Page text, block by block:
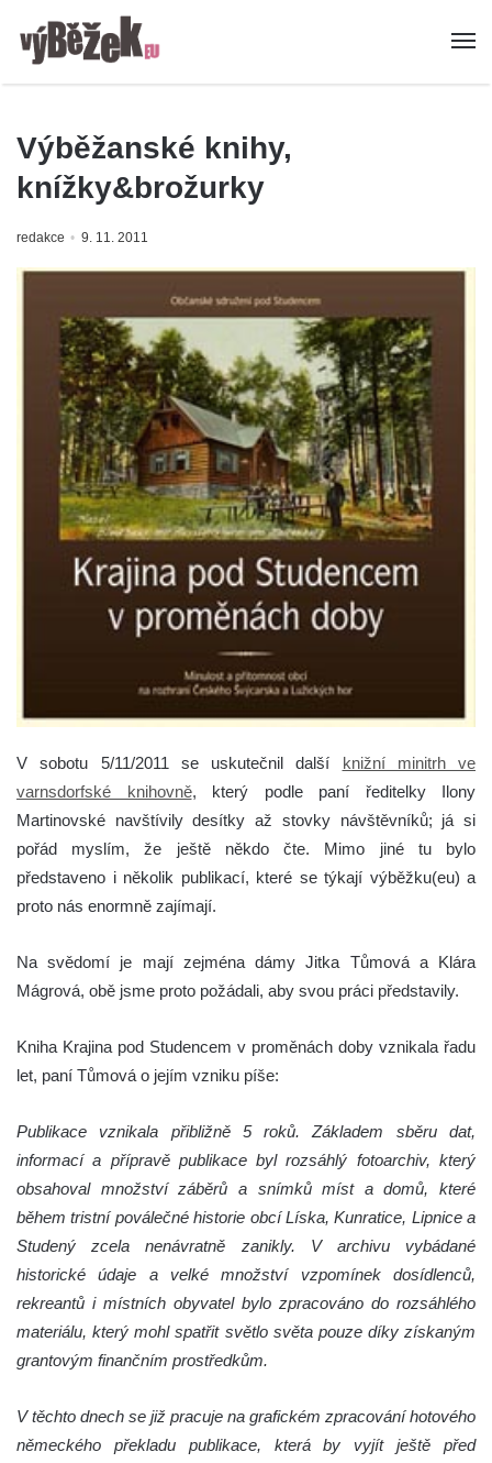
Výběžanské knihy,
knížky&brožurky
redakce 9. 11. 2011
V sobotu 5/11/2011 se uskutečnil další knižní minitrh ve
varnsdorfské knihovně, který podle paní ředitelky Ilony
Martinovské navštívily desítky až stovky návštěvníků; já si
pořád myslím, že ještě někdo čte. Mimo jiné tu bylo
představeno i několik publikací, které se týkají výběžku(eu) a
proto nás enormně zajímají.
Na svědomí je mají zejména dámy Jitka Tůmová a Klára
Mágrová, obě jsme proto požádali, aby svou práci představily.
Kniha Krajina pod Studencem v proměnách doby vznikala řadu
let, paní Tůmová o jejím vzniku píše:
Publikace vznikala přibližně 5 roků. Základem sběru dat,
informací a přípravě publikace byl rozsáhlý fotoarchiv, který
obsahoval množství záběrů a snímků míst a domů, které
během tristní poválečné historie obcí Líska, Kunratice, Lipnice a
Studený zcela nenávratně zanikly. V archivu vybádané
historické údaje a velké množství vzpomínek dosídlenců,
rekreantů i místních obyvatel bylo zpracováno do rozsáhlého
materiálu, který mohl spatřit světlo světa pouze díky získaným
grantovým finančním prostředkům.
V těchto dnech se již pracuje na grafickém zpracování hotového
německého překladu publikace, která by vyjít ještě před